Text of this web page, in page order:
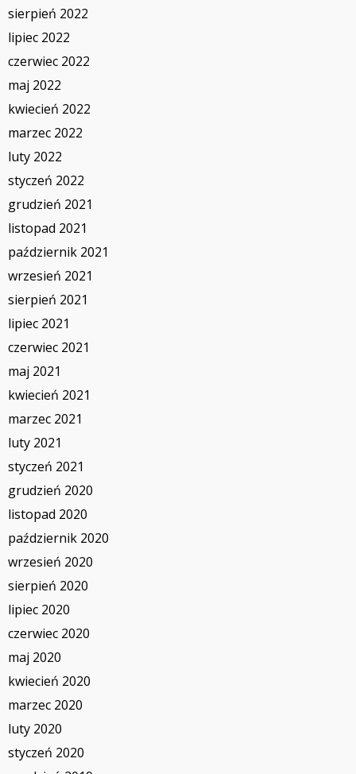
sierpień 2022
lipiec 2022
czerwiec 2022
maj 2022
kwiecień 2022
marzec 2022
luty 2022
styczeń 2022
grudzień 2021
listopad 2021
październik 2021
wrzesień 2021
sierpień 2021
lipiec 2021
czerwiec 2021
maj 2021
kwiecień 2021
marzec 2021
luty 2021
styczeń 2021
grudzień 2020
listopad 2020
październik 2020
wrzesień 2020
sierpień 2020
lipiec 2020
czerwiec 2020
maj 2020
kwiecień 2020
marzec 2020
luty 2020
styczeń 2020